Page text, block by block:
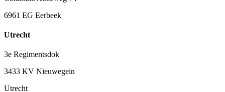
6961 EG Eerbeek
Utrecht
3e Regimentsdok
3433 KV Nieuwegein
Utrecht